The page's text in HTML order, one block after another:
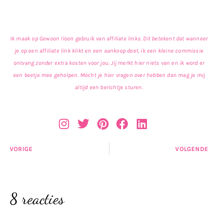
Ik maak op Gewoon Iloon gebruik van affiliate links. Dit betekent dat wanneer
je op een affiliate link klikt en een aankoop doet, ik een kleine commissie
ontvang zonder extra kosten voor jou. Jij merkt hier niets van en ik word er
een beetje mee geholpen. Mocht je hier vragen over hebben dan mag je mij
altijd een berichtje sturen.
VORIGE VOLGENDE
8 reacties